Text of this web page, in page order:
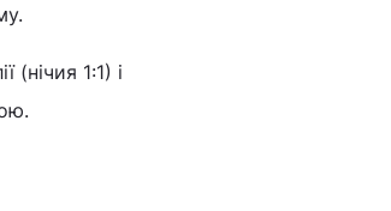
(нічия 1:1) і